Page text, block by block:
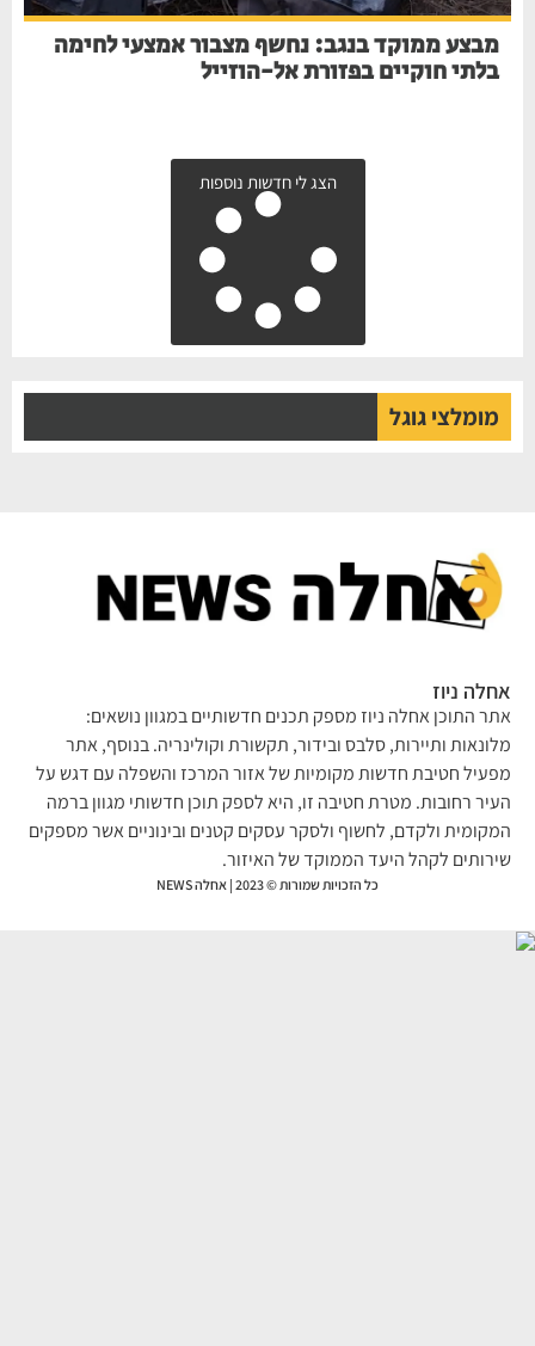
מבצע ממוקד בנגב: נחשף מצבור אמצעי לחימה
בלתי חוקיים בפזורת אל-הוזייל
הצג לי חדשות נוספות
מומלצי גוגל
ניוז
התוכן אחלה ניוז מספק תכנים חדשותיים במגוון נושאים:
ותיירות, סלבס ובידור, תקשורת וקולינריה. בנוסף, אתר
חטיבת חדשות מקומיות של אזור המרכז והשפלה עם דגש על
רחובות. מטרת חטיבה זו, היא לספק תוכן חדשותי מגוון ברמה
ולקדם, לחשוף ולסקר עסקים קטנים ובינוניים אשר מספקים
לקהל היעד הממוקד של האיזור.
כל הזכויות שמורות © 2023 | אחלה NEWS